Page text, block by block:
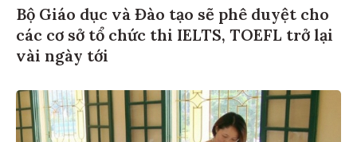
Bộ Giáo dục và Đào tạo sẽ phê duyệt cho
các cơ sở tổ chức thi IELTS, TOEFL trở lại
vài ngày tới